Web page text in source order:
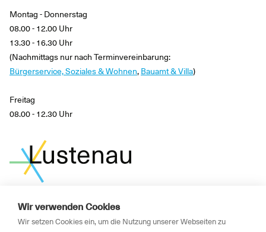
Wir verwenden Cookies
Wir setzen Cookies ein, um die Nutzung unserer Webseiten zu
Montag - Donnerstag
08.00 - 12.00 Uhr
13.30 - 16.30 Uhr
(Nachmittags nur nach Terminvereinbarung:
Bürgerservice, Soziales & Wohnen, Bauamt & Villa)
Freitag
08.00 - 12.30 Uhr
News